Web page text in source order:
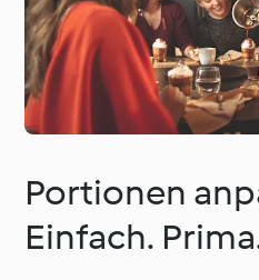
Portionen
Einfach.